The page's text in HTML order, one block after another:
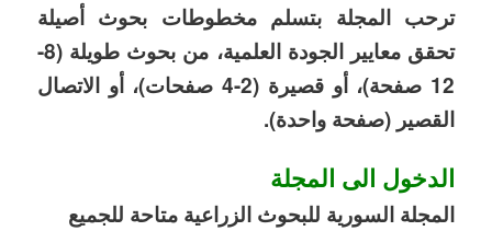
ترحب المجلة بتسلم مخطوطات بحوث أصيلة
تحقق معايير الجودة العلمية، من بحوث طويلة (8-
12 صفحة)، أو قصيرة
(2-4
صفحات)، أو الاتصال
القصير (صفحة واحدة).
الدخول الى المجلة
المجلة السورية للبحوث الزراعية متاحة للجميع